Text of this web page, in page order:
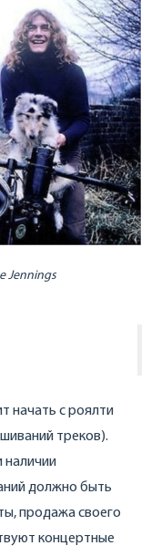
Jennings
начать с роялти
треков).
наличии
должно быть
продажа своего
концертные